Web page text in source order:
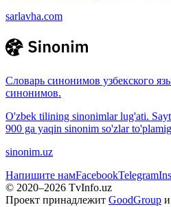
sarlavha.com
Словарь синонимов узбекского
синонимов.
O'zbek tilining sinonimlar lug'ati.
900 ga yaqin sinonim so'zlar
sinonim.uz
Напишите намFacebookTelegram
© 2020–2026 TvInfo.uz
Проект принадлежит GoodGroup и